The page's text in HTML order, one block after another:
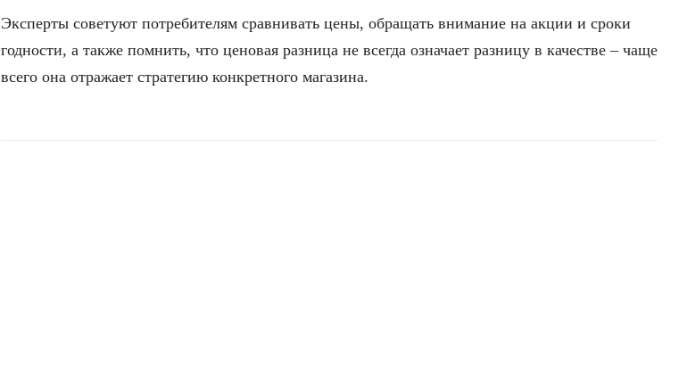
Эксперты советуют потребителям сравнивать цены, обращать внимание на акции и сроки
годности, а также помнить, что ценовая разница не всегда означает разницу в качестве – чаще
всего она отражает стратегию конкретного магазина.